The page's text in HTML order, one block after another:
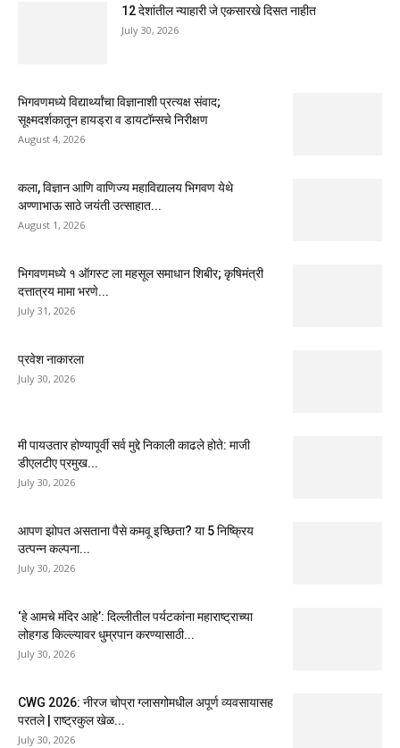
12 देशांतील न्याहारी जे एकसारखे दिसत नाहीत
July 30, 2026
भिगवणमध्ये विद्यार्थ्यांचा विज्ञानाशी प्रत्यक्ष संवाद;
सूक्ष्मदर्शकातून हायड्रा व डायटॉम्सचे निरीक्षण
August 4, 2026
कला, विज्ञान आणि वाणिज्य महाविद्यालय भिगवण येथे
अण्णाभाऊ साठे जयंती उत्साहात...
August 1, 2026
भिगवणमध्ये १ ऑगस्ट ला महसूल समाधान शिबीर; कृषिमंत्री
दत्तात्रय मामा भरणे...
July 31, 2026
प्रवेश नाकारला
July 30, 2026
मी पायउतार होण्यापूर्वी सर्व मुद्दे निकाली काढले होते: माजी
डीएलटीए प्रमुख...
July 30, 2026
आपण झोपत असताना पैसे कमवू इच्छिता? या 5 निष्क्रिय
उत्पन्न कल्पना...
July 30, 2026
‘हे आमचे मंदिर आहे’: दिल्लीतील पर्यटकांना महाराष्ट्राच्या
लोहगड किल्ल्यावर धुम्रपान करण्यासाठी...
July 30, 2026
CWG 2026: नीरज चोप्रा ग्लासगोमधील अपूर्ण व्यवसायासह
परतले | राष्ट्रकुल खेळ...
July 30, 2026